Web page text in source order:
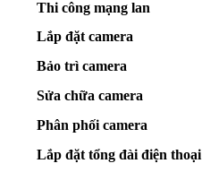
Thi công mạng lan
Lắp đặt camera
Bảo trì camera
Sửa chữa camera
Phân phối camera
Lắp đặt tổng đài điện thoại